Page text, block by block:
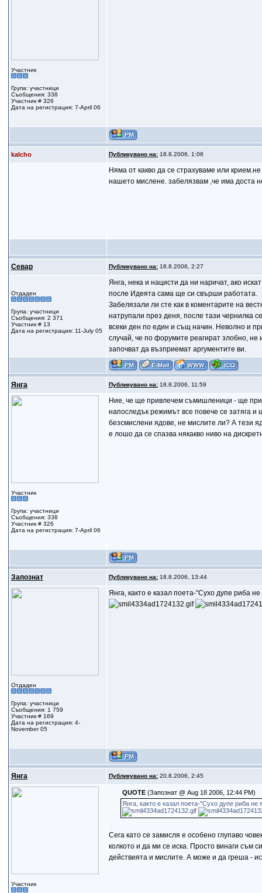
Участник
Група: участници
Съобщения: 338
Участник # 326
Дата на регистрация: 7-April 06
kalcho Публикувано на:18.8.2006, 1:06
Няма от какво да се страхуваме или
нашето мислене. забелязвам ,че има доста
Севар Публикувано на:18.8.2006, 2:27
Отдаден
Група: участници
Съобщения: 2 371
Участник # 13
Дата на регистрация: 11-July 05
Янга, нека и нацисти да ни наричат, ако
после Идеята сама ще си свърши работата.
Забелязали ли сте как в коментарите на
натрупали през деня, после тази чернилка
всеки ден по един и същ начин. Неволно и
случай, че по форумите реагират злобно, не
започват да възприемат аргументите ви.
Янга Публикувано на:18.8.2006, 11:59
Участник
Група: участници
Съобщения: 338
Участник # 326
Дата на регистрация: 7-April 06
Ние, че ще привлечем съмишленици - ще
напоследък режимът все повече се затяга
безсмислени ядове, не мислите ли? А тези
е лошо да се спазва някакво ниво на
Запознат Публикувано на:18.8.2006, 13:44
Отдаден
Група: участници
Съобщения: 1 759
Участник # 169
Дата на регистрация: 4-
November 05
Янга, както е казал поета-"Сухо дупе риба не
Янга Публикувано на:20.8.2006, 2:45
Участник
QUOTE (Запознат @ Aug 18 2006, 12:44 PM)
Янга, както е казал поета-"Сухо дупе риба не
Сега като се замисля е особено глупаво
колкото и да ми се иска. Просто винаги съм
действията и мислите. А може и да греша -